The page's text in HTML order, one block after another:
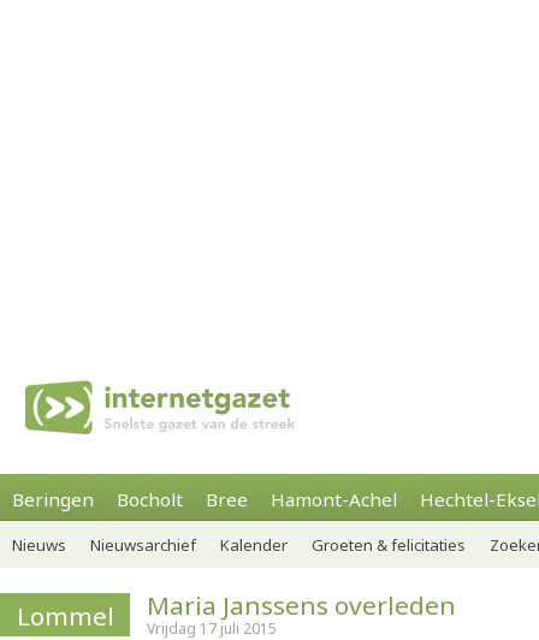
Beringen Bocholt Bree Hamont-Achel Hechtel-
Nieuws Nieuwsarchief Kalender Groeten & felicitaties
Lommel Maria Janssens overleden
Vrijdag 17 juli 2015